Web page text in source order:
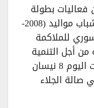
8 نيسان فعاليات بطولة
الجمهورية بالملاكمة لفئة الشباب مواليد (2008-
للملاكمة
أجل التنمية
والسلام، حيث بدأت المنافسات اليوم 8 نيسان
في صالة الجلاء